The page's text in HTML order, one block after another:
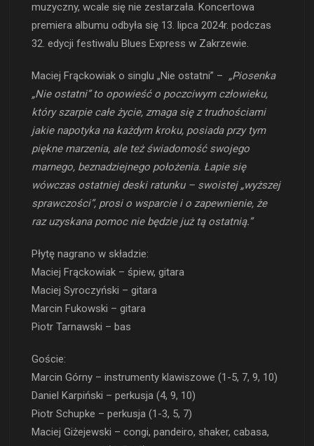
muzyczny, wcale się nie zestarzała. Koncertowa
premiera albumu odbyła się 13. lipca 2024r. podczas
32. edycji festiwalu Blues Express w Zakrzewie.
Maciej Frąckowiak o singlu „Nie ostatni” – „Piosenka
„Nie ostatni” to opowieść o poczciwym człowieku,
który szarpie całe życie, zmaga się z trudnościami
jakie napotyka na każdym kroku, posiada przy tym
piękne marzenia, ale też świadomość swojego
marnego, beznadziejnego położenia. Łapie się
wówczas ostatniej deski ratunku – swoistej „wyższej
sprawczości”, prosi o wsparcie i o zapewnienie, że
raz uzyskana pomoc nie będzie już tą ostatnią.”
Płytę nagrano w składzie:
Maciej Frąckowiak – śpiew, gitara
Maciej Syroczyński – gitara
Marcin Fukowski – gitara
Piotr Tarnawski – bas
Goście:
Marcin Górny – instrumenty klawiszowe (1-5, 7, 9, 10)
Daniel Karpiński – perkusja (4, 9, 10)
Piotr Schupke – perkusja (1-3, 5, 7)
Maciej Giżejewski – congi, pandeiro, shaker, cabasa,